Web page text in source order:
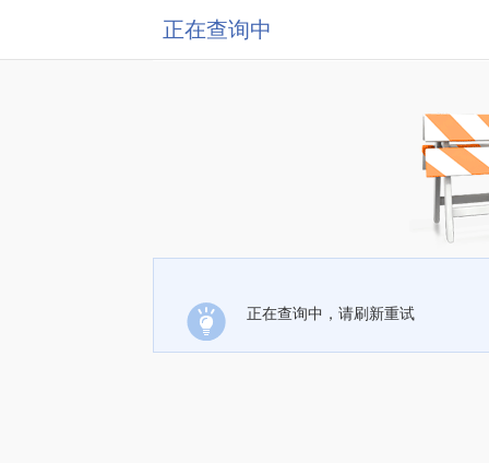
正在查询中
正在查询中，请刷新重试